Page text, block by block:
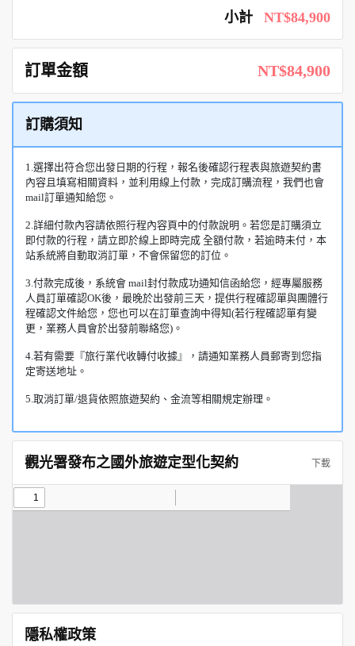
小計 NT$84,900
訂單金額 NT$84,900
訂購須知
1.選擇出符合您出發日期的行程，報名後確認行程表與旅遊契約書
內容且填寫相關資料，並利用線上付款，完成訂購流程，我們也會
mail訂單通知給您。
2.詳細付款內容請依照行程內容頁中的付款說明。若您是訂購須立
即付款的行程，請立即於線上即時完成 全額付款，若逾時未付，本
站系統將自動取消訂單，不會保留您的訂位。
3.付款完成後，系統會 mail封付款成功通知信函給您，經專屬服務
人員訂單確認OK後，最晚於出發前三天，提供行程確認單與團體行
程確認文件給您，您也可以在訂單查詢中得知(若行程確認單有變
更，業務人員會於出發前聯絡您)。
4.若有需要『旅行業代收轉付收據』，請通知業務人員郵寄到您指
定寄送地址。
5.取消訂單/退貨依照旅遊契約、金流等相關規定辦理。
觀光署發布之國外旅遊定型化契約 下載
隱私權政策